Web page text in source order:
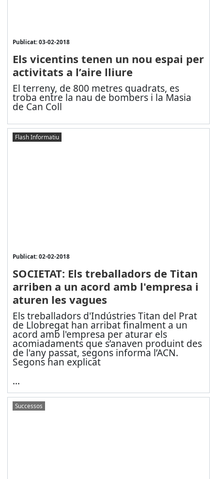
Publicat: 03-02-2018
Els vicentins tenen un nou espai per
activitats a l’aire lliure
El terreny, de 800 metres quadrats, es
troba entre la nau de bombers i la Masia
de Can Coll
Flash Informatiu
Publicat: 02-02-2018
SOCIETAT: Els treballadors de Titan
arriben a un acord amb l'empresa i
aturen les vagues
Els treballadors d'Indústries Titan del Prat
de Llobregat han arribat finalment a un
acord amb l'empresa per aturar els
acomiadaments que s’anaven produint des
de l'any passat, segons informa l’ACN.
Segons han explicat
...
Successos